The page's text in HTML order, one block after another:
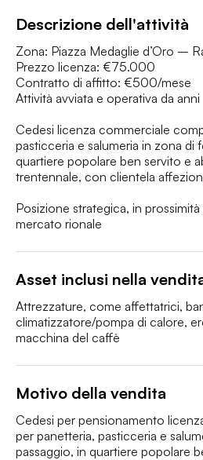
Descrizione dell'attività
Zona: Piazza Medaglie d’Oro –
Prezzo licenza: €75.000
Contratto di affitto: €500/mese
Attività avviata e operativa da anni
Cedesi licenza commerciale
pasticceria e salumeria in zona di
quartiere popolare ben servito e
trentennale, con clientela
Posizione strategica, in
mercato rionale
Asset inclusi nella
Attrezzature, come affettatrici,
climatizzatore/pompa di calore,
macchina del caffè
Motivo della vendita
Cedesi per pensionamento
per panetteria, pasticceria e
passaggio, in quartiere popolare